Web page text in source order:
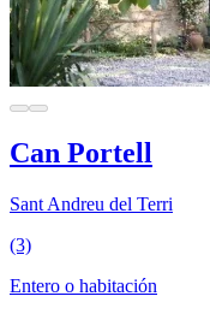
Can Portell
Sant Andreu del Terri
(3)
Entero o habitación